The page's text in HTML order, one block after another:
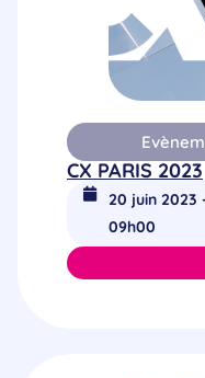
CX PARIS 2023
20 juin 2023
09h00